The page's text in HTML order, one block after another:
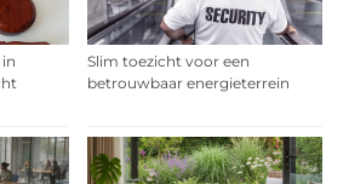
Slim toezicht voor een
betrouwbaar energieterrein